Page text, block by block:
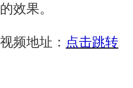
的效果。
视频地址： 点击跳转